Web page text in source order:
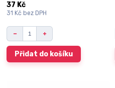
37 Kč
31 Kč bez DPH
Přidat do košíku